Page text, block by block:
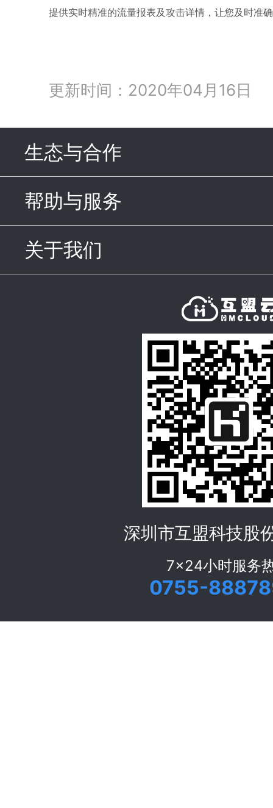
提供实时精准的流量报表及攻击详情，让您及时准
更新时间：2020年04月16日
生态与合作
帮助与服务
关于我们
深圳市互盟科技股
7x24小时服务
0755-